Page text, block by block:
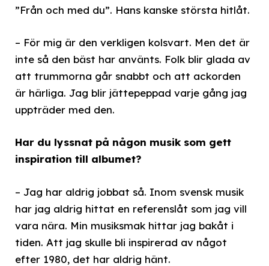
”Från och med du”. Hans kanske största hitlåt.
– För mig är den verkligen kolsvart. Men det är
inte så den bäst har använts. Folk blir glada av
att trummorna går snabbt och att ackorden
är härliga. Jag blir jättepeppad varje gång jag
uppträder med den.
Har du lyssnat på någon musik som gett
inspiration till albumet?
– Jag har aldrig jobbat så. Inom svensk musik
har jag aldrig hittat en referenslåt som jag vill
vara nära. Min musiksmak hittar jag bakåt i
tiden. Att jag skulle bli inspirerad av något
efter 1980, det har aldrig hänt.